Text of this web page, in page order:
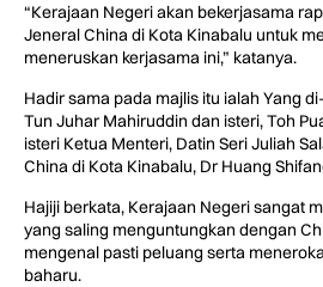
“Kerajaan Negeri akan bekerjasama
Jeneral China di Kota Kinabalu untuk
meneruskan kerjasama ini,” katanya.
Hadir sama pada majlis itu ialah Yang
Tun Juhar Mahiruddin dan isteri, Toh
isteri Ketua Menteri, Datin Seri Juliah
China di Kota Kinabalu, Dr Huang
Hajiji berkata, Kerajaan Negeri sangat
yang saling menguntungkan dengan
mengenal pasti peluang serta
baharu.